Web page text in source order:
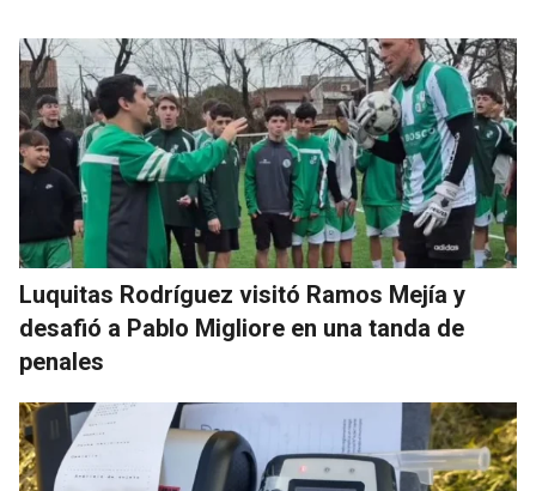
Luquitas Rodríguez visitó Ramos Mejía y
desafió a Pablo Migliore en una tanda de
penales